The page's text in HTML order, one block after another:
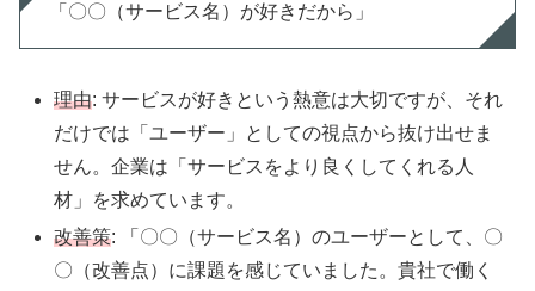
「〇〇（サービス名）が好きだから」
理由: サービスが好きという熱意は大切ですが、それ
だけでは「ユーザー」としての視点から抜け出せま
せん。企業は「サービスをより良くしてくれる人
材」を求めています。
改善策: 「〇〇（サービス名）のユーザーとして、〇
〇（改善点）に課題を感じていました。貴社で働く